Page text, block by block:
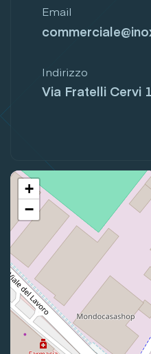
Email
Indirizzo
Via Fratelli Cervi
+
−